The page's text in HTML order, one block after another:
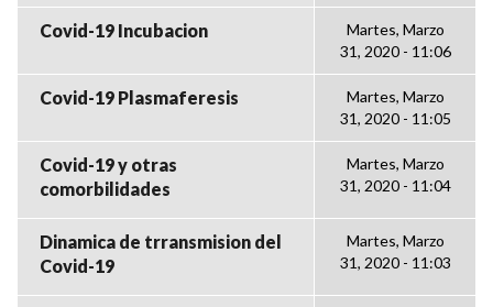
Covid-19 Incubacion
Martes, Marzo
31, 2020 - 11:06
Covid-19 Plasmaferesis
Martes, Marzo
31, 2020 - 11:05
Covid-19 y otras
comorbilidades
Martes, Marzo
31, 2020 - 11:04
Dinamica de trransmision del
Covid-19
Martes, Marzo
31, 2020 - 11:03